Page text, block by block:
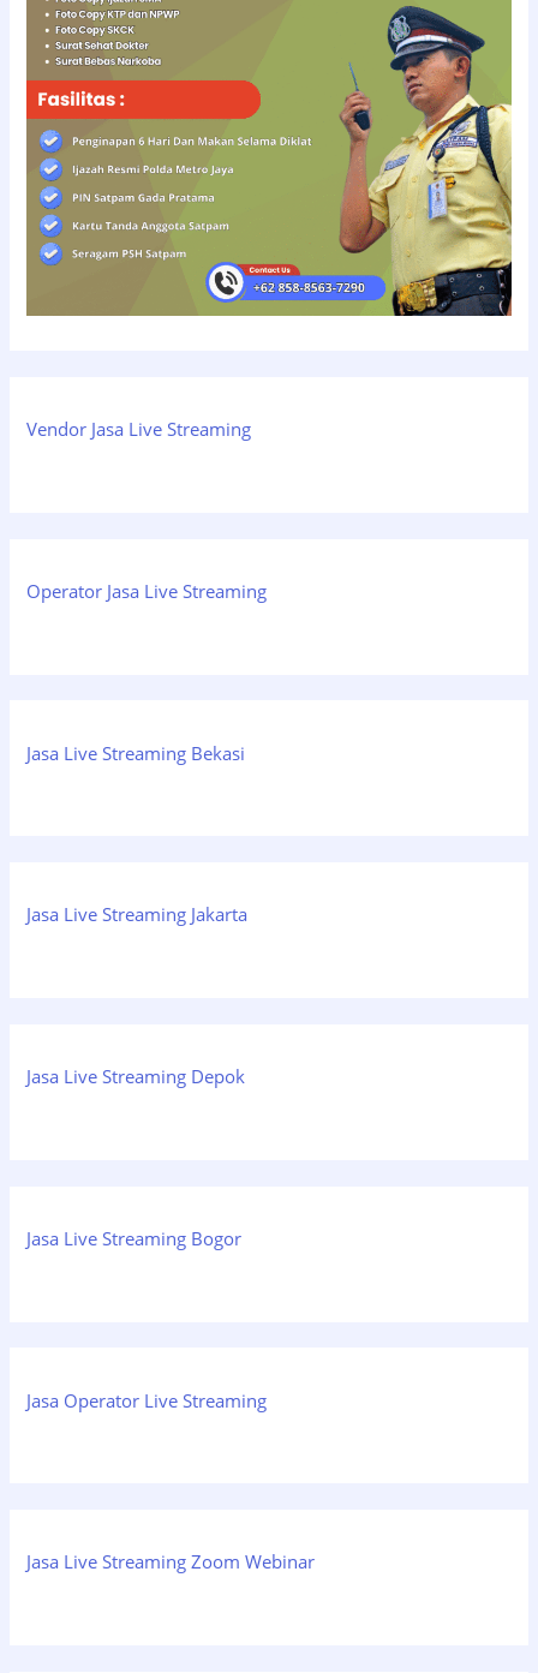
Vendor Jasa Live Streaming
Operator Jasa Live Streaming
Jasa Live Streaming Bekasi
Jasa Live Streaming Jakarta
Jasa Live Streaming Depok
Jasa Live Streaming Bogor
Jasa Operator Live Streaming
Jasa Live Streaming Zoom Webinar